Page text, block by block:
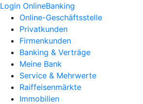
Login OnlineBanking
Online-Geschäftsstelle
Privatkunden
Firmenkunden
Banking & Verträge
Meine Bank
Service & Mehrwerte
Raiffeisenmärkte
Immobilien